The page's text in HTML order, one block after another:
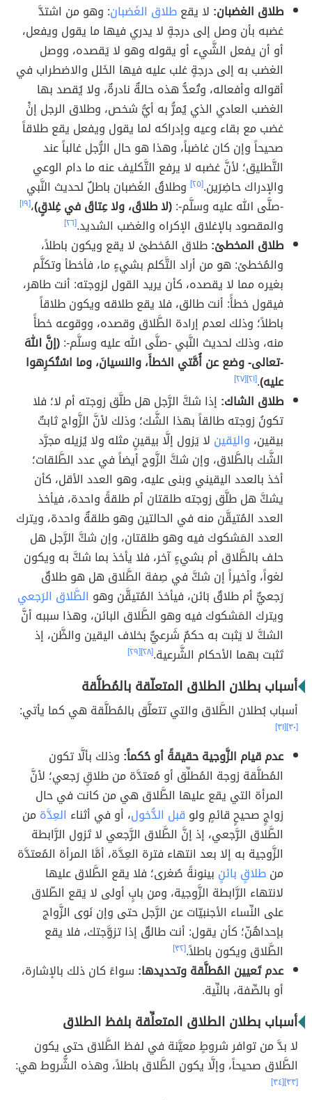
طلاق الغضبان: لا يقعطلاق الغَضبان: وهو من اشتدَّ
غضبه بأن وصل إلى درجةٍ لا يدري فيها ما يقول ويفعل،
أو أن يفعل الشَّيء أو يقوله وهو لا يَقصده، ووصل
الغضب به إلى درجةٍ غلب عليه فيها الخَلل والاضطراب في
أقواله وأفعاله، وتُعدُّ هذه حالةٌ نادرةٌ، ولا يُقصد بها
الغضب العادي الذي يُمرُّ به أيُّ شخص، وطلاق الرجل إنَْ
غضب مع بقاء وعيه وإدراكه لما يقول ويفعل يقع طلاقاً
صحيحاً وإن كان غاضباً، وهذا هو حال الرُّجل غالباً عند
التَّطليق؛ لأنَّ غضبه لا يرفع التَّكليف عنه ما دام الوعي
والإدراك حاضِرَين.[٢٥]
وطلاقُ الغَضبان باطلٌ لحديث النَّبي
-صلَّى الله عليه وسلَّم-:(لا طلاقَ، ولا عِتاقَ في غِلاقٍ)،[١٩]
والمقصود بالإغلاق الإكراه والغضب الشديد.[٢٦]
طلاق المخطئ:طلاق المُخطئ لا يقع ويكون باطلاً،
والمُخطئ: هو من أراد التَّكلم بشيءٍ ما، فأخطأ وتكلَّم
بغيره مما لا يقصده، كأن يريد القول لزوجته: أنت طاهر،
فيقول خطأً: أنت طالق، فلا يقع طلاقه ويكون طلاقاً
باطلاً؛ وذلك لعدم إرادة الطَّلاق وقصده، ووقوعه خطأً
منه، وذلك لحديث النَّبي -صلَّى الله عليه وسلَّم-:(إنَّ اللهَ
-تعالى- وضع عن أُمَّتي الخطأَ، والنسيانَ، وما اسْتُكرِهوا
عليه).[٢١] [٢٧]
طلاق الشاك: إذا شكَّ الرَّجل هل طلَّق زوجته أم لا؛ فلا
تكونُ زوجته طالقاً بهذا الشَّك؛ وذلك لأنَّ الزَّواج ثابتٌ
بيقين، واليَقين لا يَزول إلَّا بيقينٍ مثله ولا يُزيله مجرَّد
الشَّك بالطَّلاق، وإن شكَّ الزَّوج أيضاً في عدد الطَّلقات؛
أخذ بالعدد اليقيني وبنى عليه، وهو العدد الأقل، كأن
يشكَّ هل طلَّق زوجته طلقتان أم طلقةً واحدة، فيأخذ
العدد المُتيقَّن منه في الحالتين وهو طلقةٌ واحدة، ويترك
العدد المَشكوك فيه وهو طلقتان، وإن شكَّ الرَّجل هل
حلف بالطَّلاق أم بشيءٍ آخر، فلا يأخذ بما شكَّ به ويكون
لغواً، وأخيراً إن شكَّ في صِفة الطَّلاق هل هو طلاقٌ
رَجعيٌّ أم طلاقٌ بَائن، فيأخذ المُتيقَّن وهو الطَّلاق الرَجعي
ويترك المَشكوك فيه وهو الطَّلاق البائن، وهذا سببه أنَّ
الشكَّ لا يَثبت به حكمٌ شَرعيٌّ بخلاف اليقين والظَّن، إذ
تَثبت بهما الأحكام الشَّرعية.[٢٨] [٢٩]
أسباب بطلان الطلاق المتعلّقة بالمُطلَّقة
أسباب بُطلان الطَّلاق والتي تتعلَّق بالمُطلَّقة هي كما يأتي:
[٣٠] [٣١]
عدم قيام الزَّوجية حقيقةً أو حُكماً: وذلك بألَّا تكون
المُطلَّقة زوجة المُطلِّق أو مُعتدَّة من طلاقٍ رَجعي؛ لأنَّ
المرأة التي يقع عليها الطَّلاق هي من كانت في حال
زواجٍ صحيحٍ قائمٍ ولو قبل الدُّخول، أو في أثناء العِدَّة من
الطَّلاق الرَّجعي، إذ إنَّ الطَّلاق الرَّجعي لا تَزول الرَّابطة
الزَّوجية به إلا بعد انتهاء فترة العِدَّة، أمَّا المرأة المُعتدَّة
منطلاقٍ بائنٍ بينونةً صُغرى؛ فلا يقع الطَّلاق عليها
لانتهاء الرَّابطة الزَّوجية، ومن بابٍ أولى لا يَقع الطّلاق
على النِّساء الأجنبيّات عن الرَّجل حتى وإن نَوى الزَّواج
بإحداهُنّ؛ كأن يقول: أنت طالقٌ إذا تزوَّجتك، فلا يقع
الطَّلاق ويكون باطلاً.[٣٢]
عدم تَعيين المُطلَّقة وتحديدها: سواءً كان ذلك بالإشارة،
أو بالصِّفة، بالنِّية.
أسباب بطلان الطلاق المتعلِّقة بلفظ الطلاق
لا بدَّ من توافر شروطٍ معيَّنة في لفظ الطَّلاق حتى يكون
الطَّلاق صحيحاً، وإلَّا يكون الطَّلاق باطلاً، وهذه الشُّروط هي:
[٣٣] [٣٤]